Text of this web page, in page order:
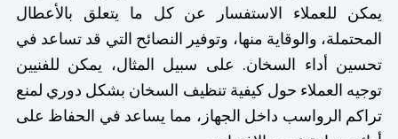
يمكن للعملاء الاستفسار عن كل ما يتعلق بالأعطال
المحتملة، والوقاية منها، وتوفير النصائح التي قد تساعد في
تحسين أداء السخان. على سبيل المثال، يمكن للفنيين
توجيه العملاء حول كيفية تنظيف السخان بشكل دوري لمنع
تراكم الرواسب داخل الجهاز، مما يساعد في الحفاظ على